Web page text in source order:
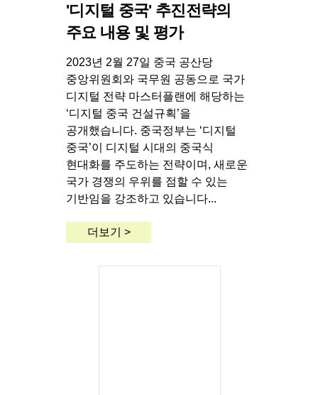
'디지털 중국' 추진전략의
주요 내용 및 평가
2023년 2월 27일 중국 공산당
중앙위원회와 국무원 공동으로 국가
디지털 전략 마스터플랜에 해당하는
‘디지털 중국 건설규획’을
공개했습니다. 중국정부는 ‘디지털
중국’이 디지털 시대의 중국식
현대화를 주도하는 전략이며, 새로운
국가 경쟁의 우위를 점할 수 있는
기반임을 강조하고 있습니다...
더보기 >